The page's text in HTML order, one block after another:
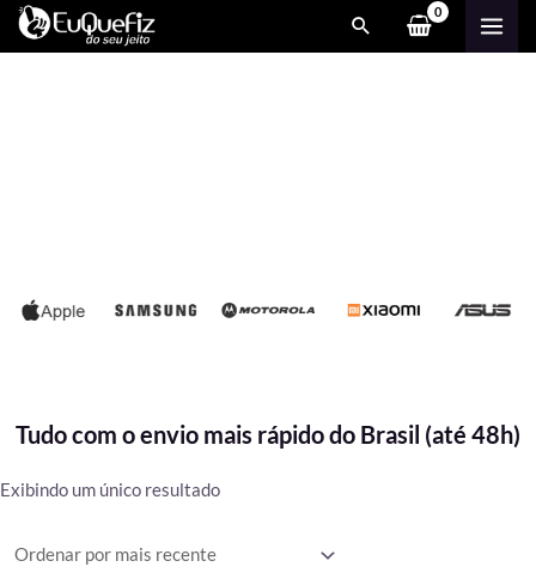
Tudo com o envio mais rápido do Brasil (até 48h)
Exibindo um único resultado